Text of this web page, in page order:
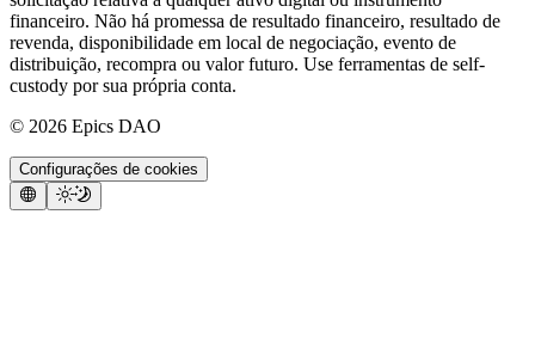
financeiro. Não há promessa de resultado financeiro, resultado de
revenda, disponibilidade em local de negociação, evento de
distribuição, recompra ou valor futuro. Use ferramentas de self-
custody por sua própria conta.
© 2026 Epics DAO
Configurações de cookies